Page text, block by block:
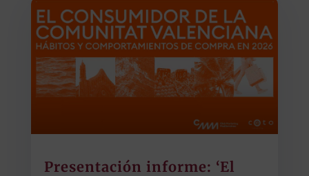
Presentación informe: ‘El